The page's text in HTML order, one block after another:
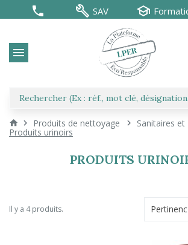
SAV
Produits de nettoyage Sanitaires
Produits urinoirs
PRODUITS
Il y a 4 produits.